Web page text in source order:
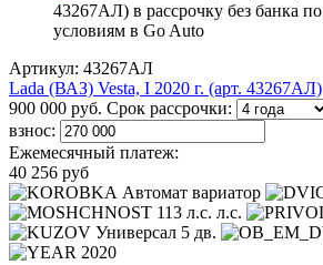
Артикул: 43267АЛ
Lada (ВАЗ) Vesta, I 2020 г. (арт. 43267АЛ)
900 000 руб. Срок рассрочки:
взнос:
Ежемесячный платеж:
40 256 руб
Автомат вариатор
113 л.с. л.с.
Универсал 5 дв.
2020